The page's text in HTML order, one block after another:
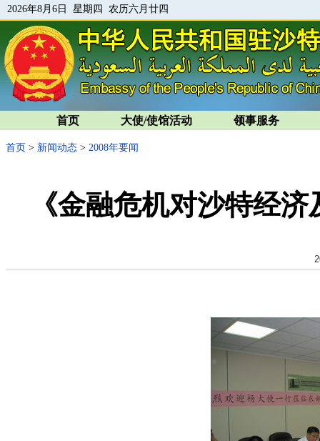
2026年8月6日 星期四 农历六月廿四
首页 大使/使馆活动 领事服务
首页 > 新闻动态 > 2008年要闻
《金融危机对沙特经